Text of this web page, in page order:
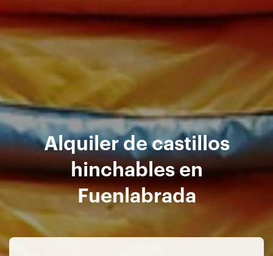
Alquiler de castillos
hinchables en
Fuenlabrada